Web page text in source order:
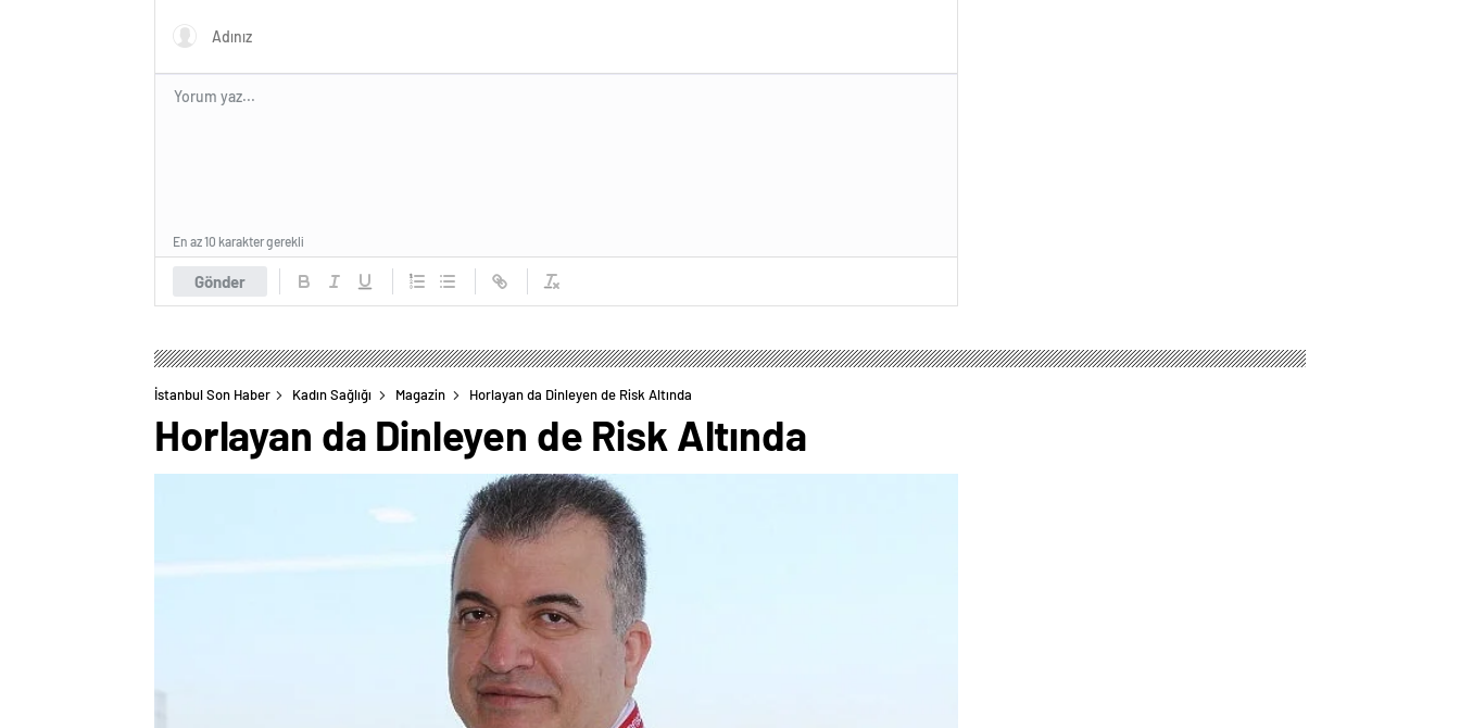
Gönder
En az 10 karakter gerekli
İstanbul Son Haber Kadın Sağlığı Magazin Horlayan da Dinleyen de Risk Altında
Horlayan da Dinleyen de Risk Altında